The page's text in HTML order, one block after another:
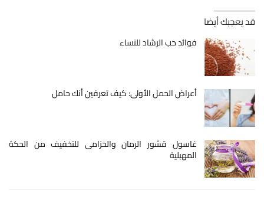
قد يعجبك أيضا
فوائد حب الرشاد للنساء
أعراض الحمل الأولى: كيف تعرفين أنك حامل
غاسول قشور الرمان والخزامى للتخفيف من الحكة
المهبلية